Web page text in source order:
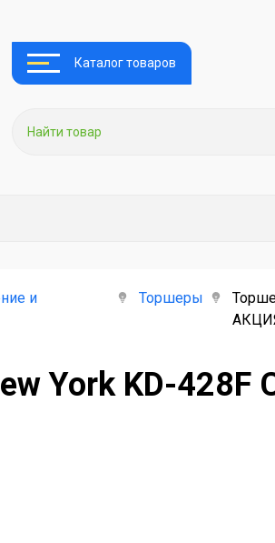
Каталог товаров
и
Торшеры
York KD-